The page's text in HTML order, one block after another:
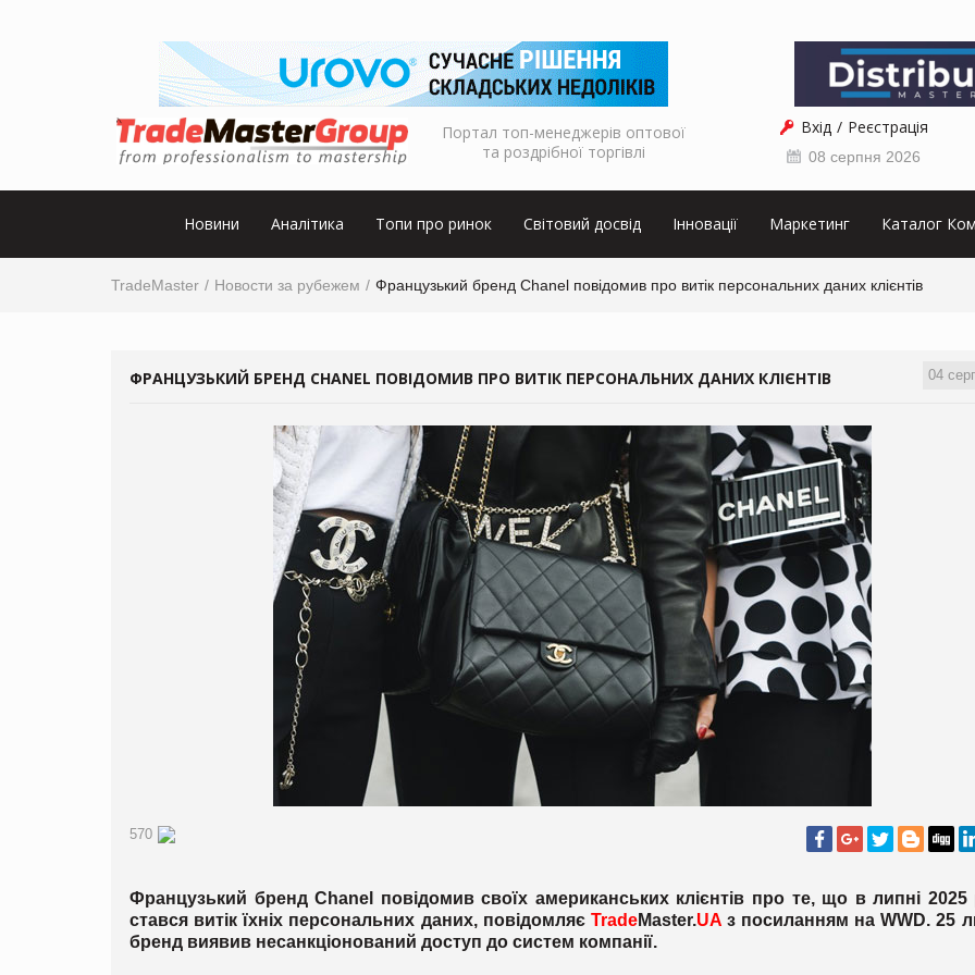
Портал топ-менеджерів оптової
та роздрібної торгівлі
Вхід Реєстрація
08 серпня 2026
Новини Аналітика Топи про ринок Світовий досвід Інновації Маркетинг Каталог
TradeMaster Новости за рубежем Французький бренд Chanel повідомив про витік персональних даних клієнтів
04
ФРАНЦУЗЬКИЙ БРЕНД CHANEL ПОВІДОМИВ ПРО ВИТІК ПЕРСОНАЛЬНИХ ДАНИХ КЛІЄНТІВ
570
Французький бренд Chanel повідомив своїх американських клієнтів про те, що в липні 2025
стався витік їхніх персональних даних, повідомляє TradeMaster.UAз посиланням на WWD. 25
бренд виявив несанкціонований доступ до систем компанії.